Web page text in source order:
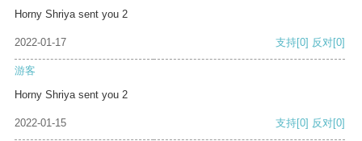
Horny Shriya sent you 2
2022-01-17 支持[0] 反对[0]
游客
Horny Shriya sent you 2
2022-01-15 支持[0] 反对[0]